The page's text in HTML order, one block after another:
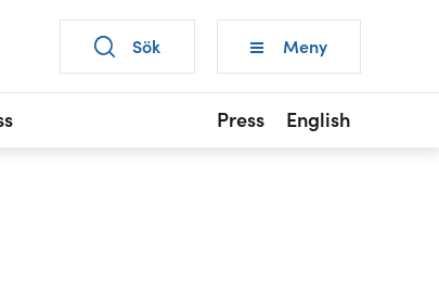
Meny
Sök
English
Press